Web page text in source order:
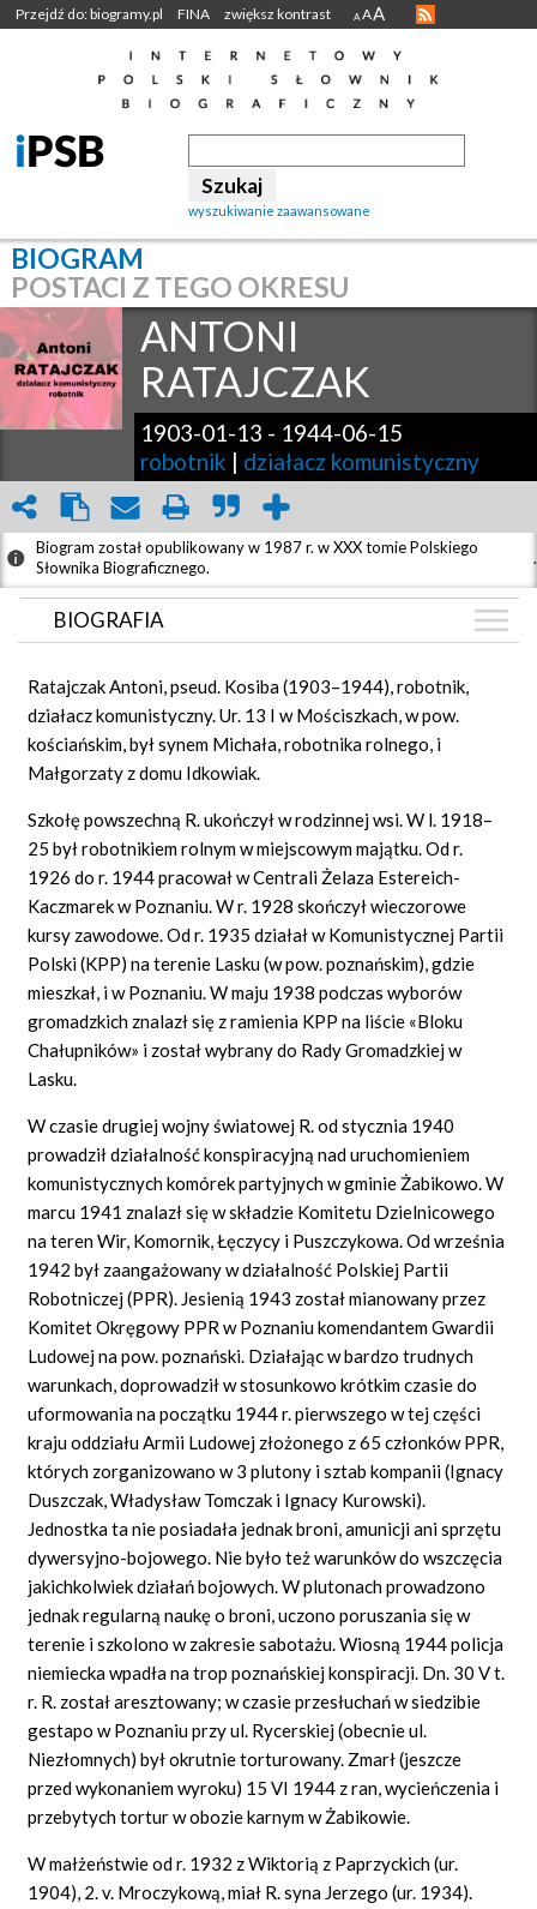
Przejdź do: biogramy.pl FINA zwiększ kontrast A AA
wyszukiwanie zaawansowane
BIOGRAM
POSTACI Z TEGO OKRESU
ANTONI
RATAJCZAK
1903-01-13 - 1944-06-15
robotnik | działacz komunistyczny
Biogram został opublikowany w 1987 r. w XXX tomie Polskiego
Słownika Biograficznego.
.
BIOGRAFIA
GRAF POWIĄZAŃ
DYSKUSJA
Mapa
Ratajczak Antoni, pseud. Kosiba (1903–1944), robotnik,
działacz komunistyczny. Ur. 13 I w Mościszkach, w pow.
kościańskim, był synem Michała, robotnika rolnego, i
Małgorzaty z domu Idkowiak.
Szkołę powszechną R. ukończył w rodzinnej wsi. W l. 1918–
25 był robotnikiem rolnym w miejscowym majątku. Od r.
1926 do r. 1944 pracował w Centrali Żelaza Estereich-
Kaczmarek w Poznaniu. W r. 1928 skończył wieczorowe
kursy zawodowe. Od r. 1935 działał w Komunistycznej Partii
Polski (KPP) na terenie Lasku (w pow. poznańskim), gdzie
mieszkał, i w Poznaniu. W maju 1938 podczas wyborów
gromadzkich znalazł się z ramienia KPP na liście «Bloku
Chałupników» i został wybrany do Rady Gromadzkiej w
Lasku.
W czasie drugiej wojny światowej R. od stycznia 1940
prowadził działalność konspiracyjną nad uruchomieniem
komunistycznych komórek partyjnych w gminie Żabikowo. W
marcu 1941 znalazł się w składzie Komitetu Dzielnicowego
na teren Wir, Komornik, Łęczycy i Puszczykowa. Od września
1942 był zaangażowany w działalność Polskiej Partii
Robotniczej (PPR). Jesienią 1943 został mianowany przez
Komitet Okręgowy PPR w Poznaniu komendantem Gwardii
Ludowej na pow. poznański. Działając w bardzo trudnych
warunkach, doprowadził w stosunkowo krótkim czasie do
uformowania na początku 1944 r. pierwszego w tej części
kraju oddziału Armii Ludowej złożonego z 65 członków PPR,
których zorganizowano w 3 plutony i sztab kompanii (Ignacy
Duszczak, Władysław Tomczak i Ignacy Kurowski).
Jednostka ta nie posiadała jednak broni, amunicji ani sprzętu
dywersyjno-bojowego. Nie było też warunków do wszczęcia
jakichkolwiek działań bojowych. W plutonach prowadzono
jednak regularną naukę o broni, uczono poruszania się w
terenie i szkolono w zakresie sabotażu. Wiosną 1944 policja
niemiecka wpadła na trop poznańskiej konspiracji. Dn. 30 V t.
r. R. został aresztowany; w czasie przesłuchań w siedzibie
gestapo w Poznaniu przy ul. Rycerskiej (obecnie ul.
Niezłomnych) był okrutnie torturowany. Zmarł (jeszcze
przed wykonaniem wyroku) 15 VI 1944 z ran, wycieńczenia i
przebytych tortur w obozie karnym w Żabikowie.
W małżeństwie od r. 1932 z Wiktorią z Paprzyckich (ur.
1904), 2. v. Mroczykową, miał R. syna Jerzego (ur. 1934).